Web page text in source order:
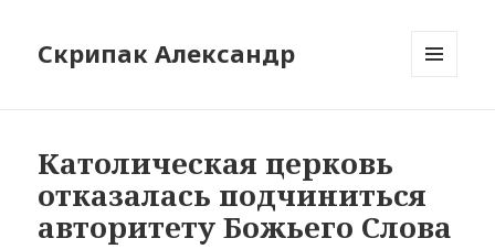
Скрипак Александр
Католическая церковь
отказалась подчиниться
авторитету Божьего Слова